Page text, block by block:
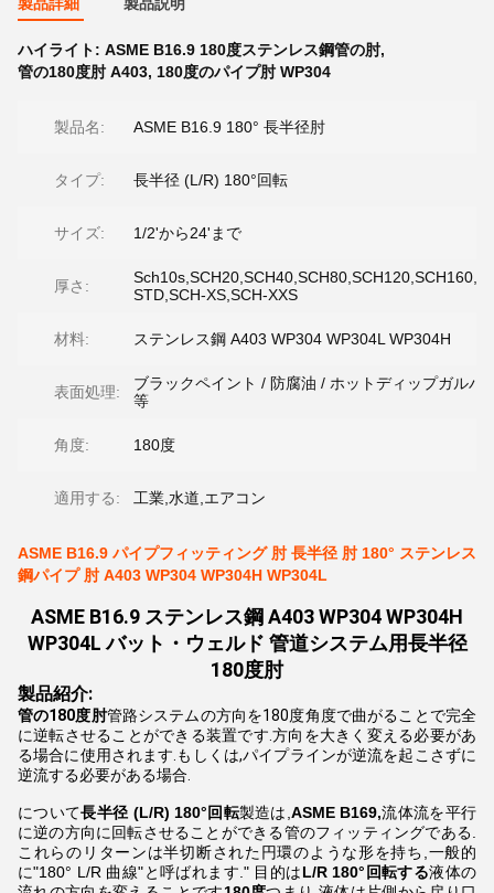
ハイライト: ASME B16.9 180度ステンレス鋼管の肘,
管の180度肘 A403, 180度のパイプ肘 WP304
製品名: ASME B16.9 180° 長半径肘
タイプ: 長半径 (L/R) 180°回転
サイズ: 1/2'から24'まで
厚さ:
STD,SCH-XS,SCH-XXS
材料: ステンレス鋼 A403 WP304 WP304L WP304H
表面処理:
ブラックペイント / 防腐油 / ホットディップガルバ
等
角度: 180度
適用する: 工業,水道,エアコン
ASME B16.9 パイプフィッティング 肘 長半径 肘 180° ステンレス
鋼パイプ 肘 A403 WP304 WP304H WP304L
ASME B16.9 ステンレス鋼 A403 WP304 WP304H
WP304L バット・ウェルド 管道システム用長半径
180度肘
製品紹介:
管の180度肘管路システムの方向を180度角度で曲がることで完全
に逆転させることができる装置です.方向を大きく変える必要があ
る場合に使用されます.もしくは,パイプラインが逆流を起こさずに
逆流する必要がある場合.
について長半径 (L/R) 180°回転製造は, ASME B169,流体流を平行
に逆の方向に回転させることができる管のフィッティングである.
これらのリターンは半切断された円環のような形を持ち,一般的
に"180° L/R 曲線"と呼ばれます." 目的はL/R 180°回転する液体の